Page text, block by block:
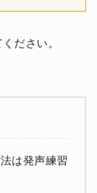
ださい。
は発声練習